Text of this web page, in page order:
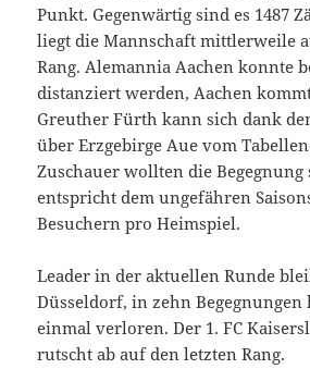
Punkt. Gegenwärtig sind es 1487
liegt die Mannschaft mittlerweile
Rang. Alemannia Aachen konnte
distanziert werden, Aachen
Greuther Fürth kann sich dank
über Erzgebirge Aue vom
Zuschauer wollten die Begegnung
entspricht dem ungefähren
Besuchern pro Heimspiel.
Leader in der aktuellen Runde
Düsseldorf, in zehn Begegnungen
einmal verloren. Der 1. FC
rutscht ab auf den letzten Rang.